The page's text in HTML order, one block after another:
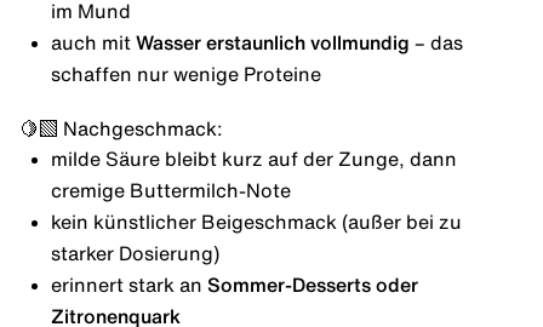
im Mund
auch mit Wasser erstaunlich vollmundig – das
schaffen nur wenige Proteine
🍋‍🟩 Nachgeschmack:
milde Säure bleibt kurz auf der Zunge, dann
cremige Buttermilch-Note
kein künstlicher Beigeschmack (außer bei zu
starker Dosierung)
erinnert stark an Sommer-Desserts oder
Zitronenquark